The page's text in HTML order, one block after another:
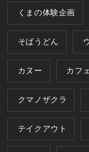
くまの体験企画
そばうどん
カヌー カフ
クマノザクラ
テイクアウト